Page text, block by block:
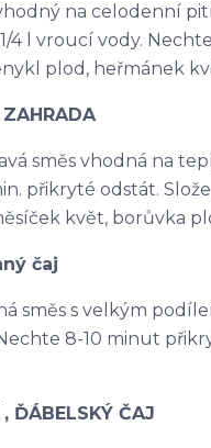
na celodenní
4 l vroucí vody.
plod, heřmánek
směs vhodná na
přikryté odstát.
květ, borůvka
čaj
směs s velkým
8-10 minut
ĎÁBELSKÝ ČAJ